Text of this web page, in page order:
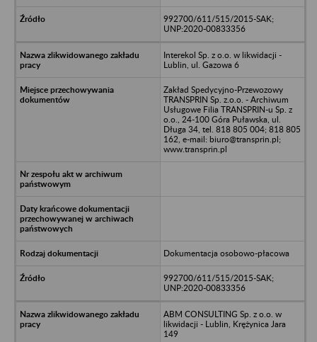
992700/611/515/2015-SAK;
UNP:2020-00833356
Interekol Sp. z o.o. w likwidacji -
Lublin, ul. Gazowa 6
Zakład Spedycyjno-Przewozowy
TRANSPRIN Sp. z.o.o. - Archiwum
Usługowe Filia TRANSPRIN-u Sp. z
o.o., 24-100 Góra Puławska, ul.
Długa 34, tel. 818 805 004; 818 805
162, e-mail: biuro@transprin.pl;
www.transprin.pl
Dokumentacja osobowo-płacowa
992700/611/515/2015-SAK;
UNP:2020-00833356
ABM CONSULTING Sp. z o.o. w
likwidacji - Lublin, Krężynica Jara
149